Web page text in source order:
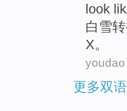
look
白雪
X。
youdao
更多双